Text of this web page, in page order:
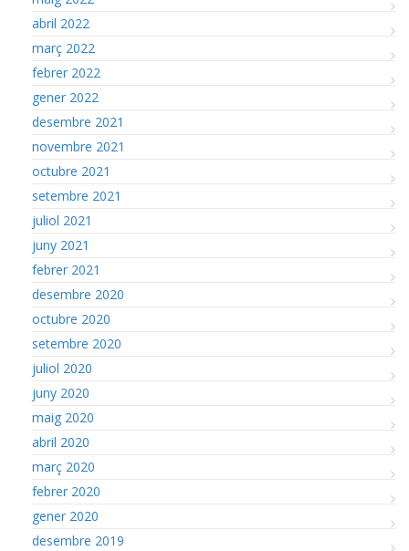
abril 2022
març 2022
febrer 2022
gener 2022
desembre 2021
novembre 2021
octubre 2021
setembre 2021
juliol 2021
juny 2021
febrer 2021
desembre 2020
octubre 2020
setembre 2020
juliol 2020
juny 2020
maig 2020
abril 2020
març 2020
febrer 2020
gener 2020
desembre 2019